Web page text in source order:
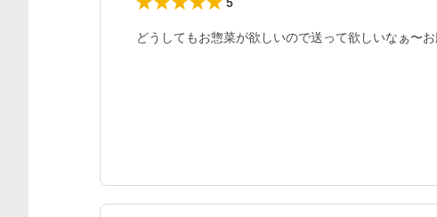
どうしてもお惣菜が欲しいので送って欲しいなぁ〜